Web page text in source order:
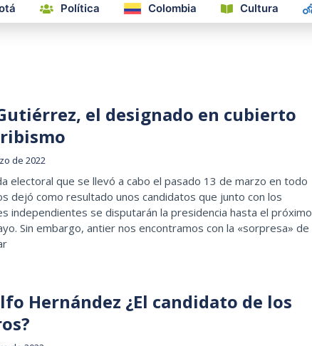
Política Colombia Cultura
el designado en cubierto
de 2022
electoral que se llevó a cabo el pasado 13 de marzo en todo
dejó como resultado unos candidatos que junto con los
independientes se disputarán la presidencia hasta el próximo
Sin embargo, antier nos encontramos con la «sorpresa» de
Hernández ¿El candidato de los